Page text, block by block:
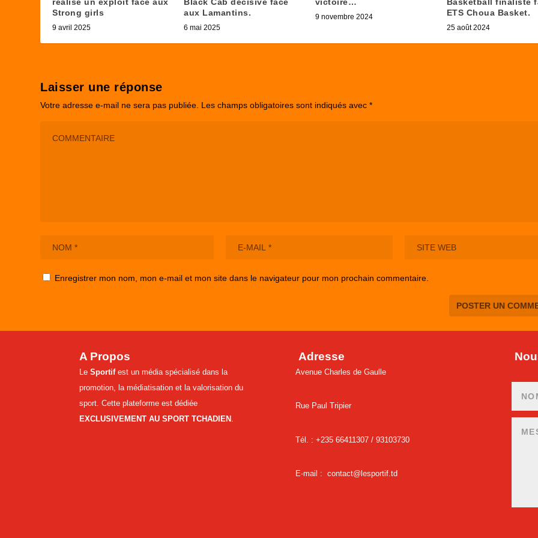
Strong girls
9 avril 2025
aux Lamantins.
6 mai 2025
9 novembre 2024
ETS Choua Basket.
25 août 2024
Laisser une réponse
Votre adresse e-mail ne sera pas publiée. Les champs obligatoires sont indiqués avec*
Enregistrer mon nom, mon e-mail et mon site dans le navigateur pour mon prochain commentaire.
A Propos
Le Sportifest un média spécialisé dans la
promotion, la médiatisation et la valorisation du
sport. Cette plateforme est dédiée
EXCLUSIVEMENT AU SPORT TCHADIEN
Adresse
Avenue Charles de Gaulle
Rue Paul Tripier
Tél. : +235 66411307 / 93103730
E-mail : contact@lesportif.td